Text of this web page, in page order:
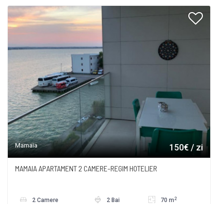
Mamaia 150€ / zi
MAMAIA APARTAMENT 2 CAMERE-REGIM HOTELIER
2 Camere 2 Bai 70 m 2